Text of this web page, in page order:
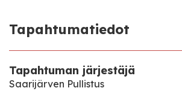
Tapahtumatiedot
Tapahtuman järjestäjä
Saarijärven Pullistus